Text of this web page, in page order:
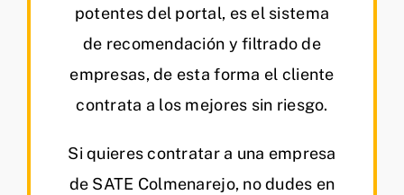
potentes del portal, es el sistema
de recomendación y filtrado de
empresas, de esta forma el cliente
contrata a los mejores sin riesgo.
Si quieres contratar a una empresa
de SATE Colmenarejo, no dudes en